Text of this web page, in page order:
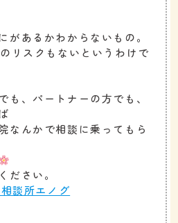
があるかわからないもの。
リスクもないというわけで
も、パートナーの方でも、
なんかで相談に乗ってもら
ださい。
談所エノグ